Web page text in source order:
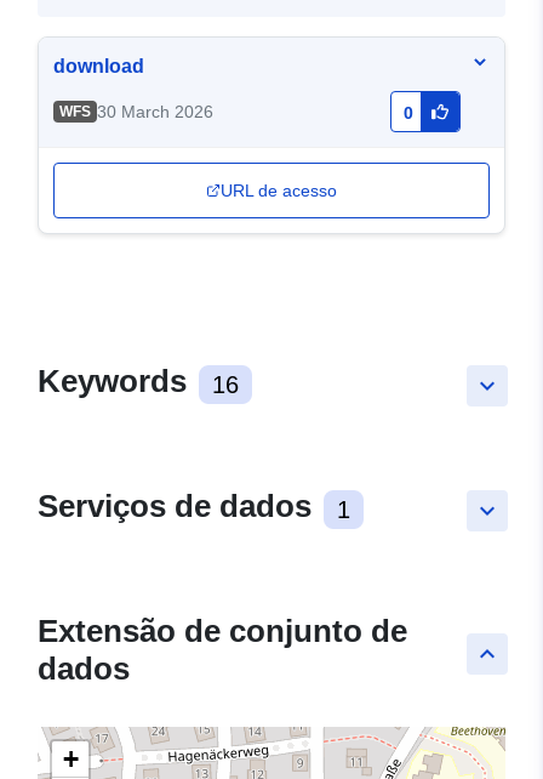
download
WFS 30 March 2026 0
URL de acesso
keyboard_arrow_down
Keywords 16
keyboard_arrow_down
Serviços de dados 1
keyboard_arrow_up
Extensão de conjunto de
dados
+